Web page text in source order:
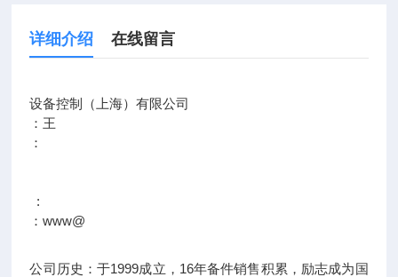
详细介绍 在线留言
设备控制（上海）有限公司
：王
：
:
：www@
公司历史：于1999成立，16年备件销售积累，励志成为国